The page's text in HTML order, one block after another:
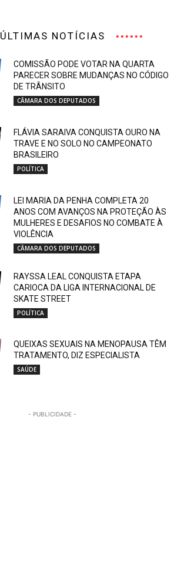
ÚLTIMAS NOTÍCIAS
COMISSÃO PODE VOTAR NA QUARTA
PARECER SOBRE MUDANÇAS NO CÓDIGO
DE TRÂNSITO
CÂMARA DOS DEPUTADOS
FLÁVIA SARAIVA CONQUISTA OURO NA
TRAVE E NO SOLO NO CAMPEONATO
BRASILEIRO
POLÍTICA
LEI MARIA DA PENHA COMPLETA 20
ANOS COM AVANÇOS NA PROTEÇÃO ÀS
MULHERES E DESAFIOS NO COMBATE À
VIOLÊNCIA
CÂMARA DOS DEPUTADOS
RAYSSA LEAL CONQUISTA ETAPA
CARIOCA DA LIGA INTERNACIONAL DE
SKATE STREET
POLÍTICA
QUEIXAS SEXUAIS NA MENOPAUSA TÊM
TRATAMENTO, DIZ ESPECIALISTA
SAÚDE
- PUBLICIDADE -